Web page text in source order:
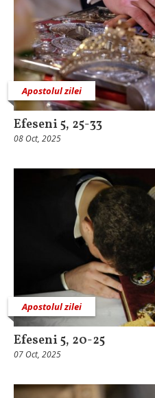
Apostolul zilei
Efeseni 5, 25-33
08 Oct, 2025
Apostolul zilei
Efeseni 5, 20-25
07 Oct, 2025